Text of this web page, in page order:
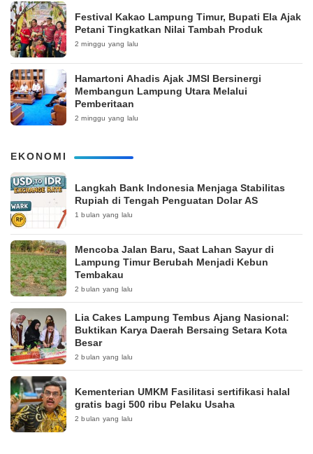
‎Festival Kakao Lampung Timur, Bupati Ela Ajak
Petani Tingkatkan Nilai Tambah Produk
2 minggu yang lalu
Hamartoni Ahadis Ajak JMSI Bersinergi
Membangun Lampung Utara Melalui
Pemberitaan
2 minggu yang lalu
EKONOMI
Langkah Bank Indonesia Menjaga Stabilitas
Rupiah di Tengah Penguatan Dolar AS
1 bulan yang lalu
Mencoba Jalan Baru, Saat Lahan Sayur di
Lampung Timur Berubah Menjadi Kebun
Tembakau
2 bulan yang lalu
Lia Cakes Lampung Tembus Ajang Nasional:
Buktikan Karya Daerah Bersaing Setara Kota
Besar
2 bulan yang lalu
Kementerian UMKM Fasilitasi sertifikasi halal
gratis bagi 500 ribu Pelaku Usaha
2 bulan yang lalu